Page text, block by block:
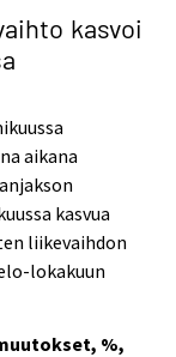
kasvoi
aikana
kasvua
liikevaihdon
lokakuun
%,